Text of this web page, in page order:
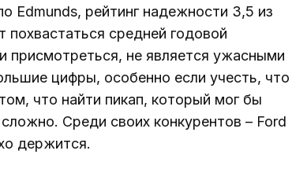
Edmunds, рейтинг надежности 3,5 из
средней годовой
присмотреться, не является ужасными
цифры, особенно если учесть, что
что найти пикап, который мог бы
Среди своих конкурентов – Ford
держится.